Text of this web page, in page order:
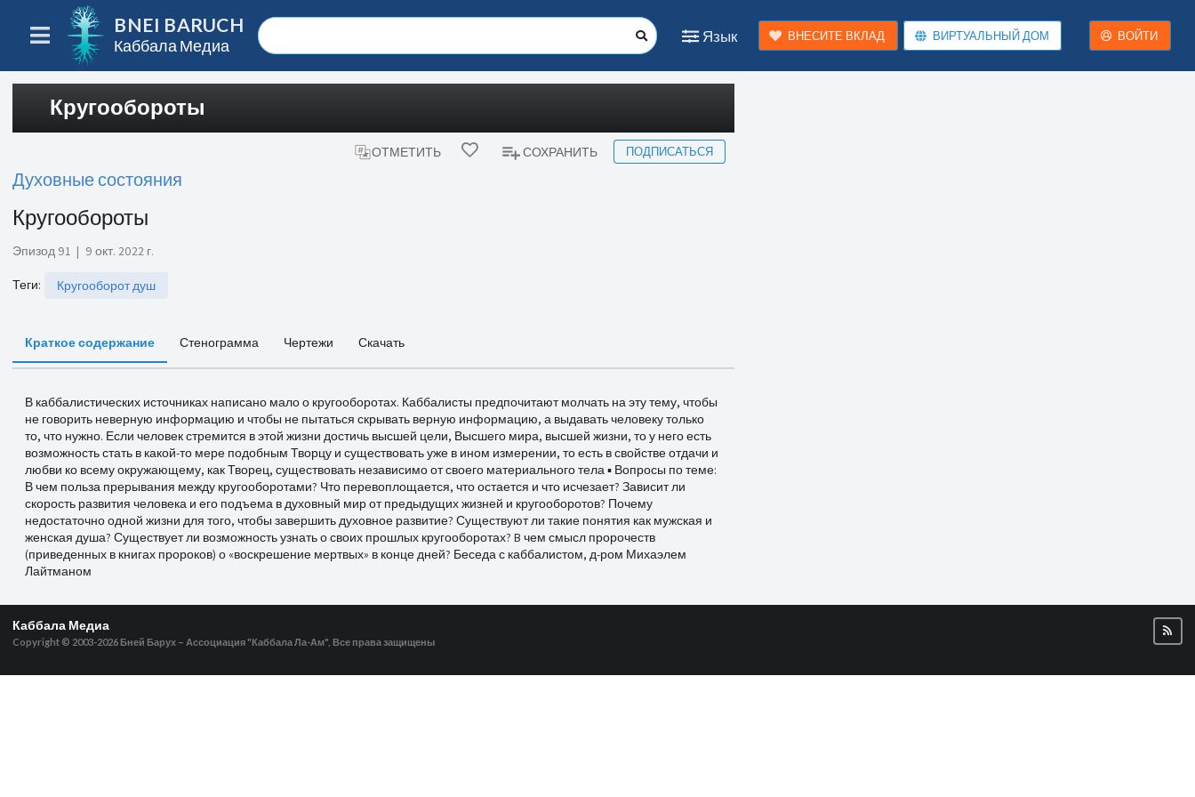
BNEI BARUCH
Каббала Медиа
Язык ВНЕСИТЕ ВКЛАД ВИРТУАЛЬНЫЙ ДОМ ВОЙТИ
Кругообороты
ОТМЕТИТЬ СОХРАНИТЬ ПОДПИСАТЬСЯ
Духовные состояния
Кругообороты
Эпизод 91 | 9 окт. 2022 г.
Теги: Кругооборот душ
Краткое содержание Стенограмма Чертежи Скачать
В каббалистических источниках написано мало о кругооборотах. Каббалисты предпочитают молчать на эту тему, чтобы
не говорить неверную информацию и чтобы не пытаться скрывать верную информацию, а выдавать человеку только
то, что нужно. Если человек стремится в этой жизни достичь высшей цели, Высшего мира, высшей жизни, то у него есть
возможность стать в какой-то мере подобным Творцу и существовать уже в ином измерении, то есть в свойстве отдачи и
любви ко всему окружающему, как Творец, существовать независимо от своего материального тела ▪ Вопросы по теме:
В чем польза прерывания между кругооборотами? Что перевоплощается, что остается и что исчезает? Зависит ли
скорость развития человека и его подъема в духовный мир от предыдущих жизней и кругооборотов? Почему
недостаточно одной жизни для того, чтобы завершить духовное развитие? Существуют ли такие понятия как мужская и
женская душа? Существует ли возможность узнать о своих прошлых кругооборотах? B чем смысл пророчеств
(приведенных в книгах пророков) о «воскрешение мертвых» в конце дней? Беседа с каббалистом, д-ром Михаэлем
Лайтманом
Каббала Медиа
Copyright © 2003-2026 Бней Барух – Ассоциация "Каббала Ла-Ам", Все права защищены